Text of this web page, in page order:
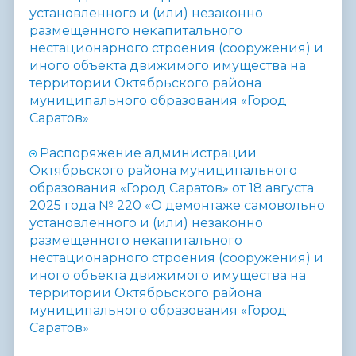
установленного и (или) незаконно
размещенного некапитального
нестационарного строения (сооружения) и
иного объекта движимого имущества на
территории Октябрьского района
муниципального образования «Город
Саратов»
Распоряжение администрации
Октябрьского района муниципального
образования «Город Саратов» от 18 августа
2025 года № 220 «О демонтаже самовольно
установленного и (или) незаконно
размещенного некапитального
нестационарного строения (сооружения) и
иного объекта движимого имущества на
территории Октябрьского района
муниципального образования «Город
Саратов»